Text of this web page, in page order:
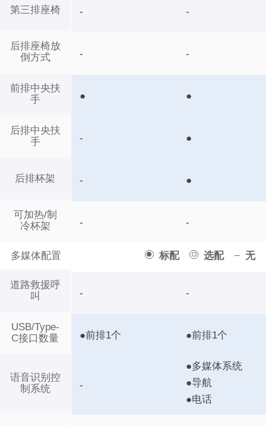
第三排座椅
后排座椅放
倒方式
前排中央扶
手
后排中央扶
手
后排杯架
可加热/制
冷杯架
多媒体配置 标配 选配 无
道路救援呼
叫
USB/Type-
C接口数量
语音识别控
制系统
- -
- -
● ●
- ●
- ●
- -
- -
●前排1个 ●前排1个
-
●多媒体系统
●导航
●电话